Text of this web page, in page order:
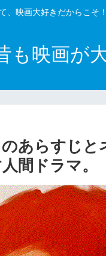
、映画大好きだからこ
も映画が
のあらすじ
間ドラマ。